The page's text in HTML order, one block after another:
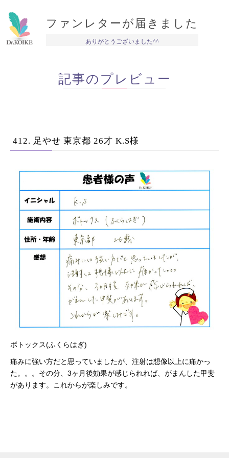
ファンレターが届きました
ありがとうございました^^
記事のプレビュー
412. 足やせ 東京都 26才 K.S様
ボトックス(ふくらはぎ)
痛みに強い方だと思っていましたが、注射は想像以上に痛かっ
た。。。その分、3ヶ月後効果が感じられれば、がまんした甲斐
があります。これからが楽しみです。